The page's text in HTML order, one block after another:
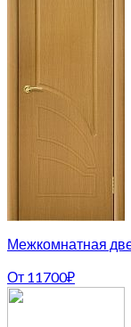
Межкомнатная
От 11700₽